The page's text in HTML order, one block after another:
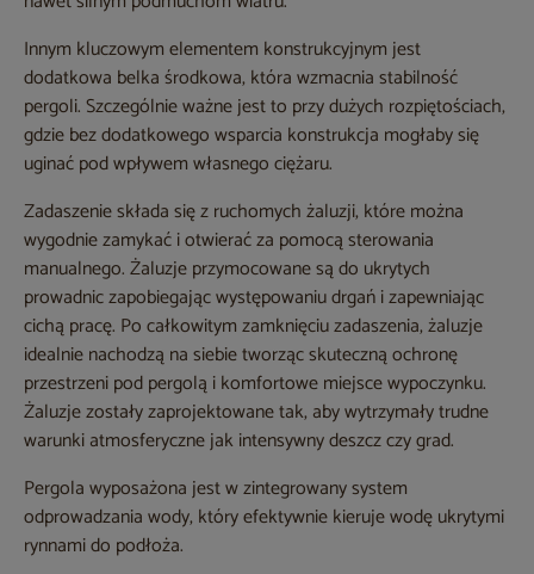
Innym kluczowym elementem konstrukcyjnym jest
dodatkowa belka środkowa, która wzmacnia stabilność
pergoli. Szczególnie ważne jest to przy dużych rozpiętościach,
gdzie bez dodatkowego wsparcia konstrukcja mogłaby się
uginać pod wpływem własnego ciężaru.
Zadaszenie składa się z ruchomych żaluzji, które można
wygodnie zamykać i otwierać za pomocą sterowania
manualnego. Żaluzje przymocowane są do ukrytych
prowadnic zapobiegając występowaniu drgań i zapewniając
cichą pracę. Po całkowitym zamknięciu zadaszenia, żaluzje
idealnie nachodzą na siebie tworząc skuteczną ochronę
przestrzeni pod pergolą i komfortowe miejsce wypoczynku.
Żaluzje zostały zaprojektowane tak, aby wytrzymały trudne
warunki atmosferyczne jak intensywny deszcz czy grad.
Pergola wyposażona jest w zintegrowany system
odprowadzania wody, który efektywnie kieruje wodę ukrytymi
rynnami do podłoża.